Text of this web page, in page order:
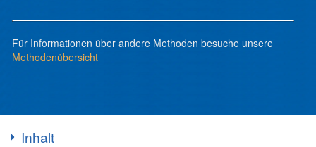
Für Informationen über andere Methoden besuche unsere
Methodenübersicht
Inhalt